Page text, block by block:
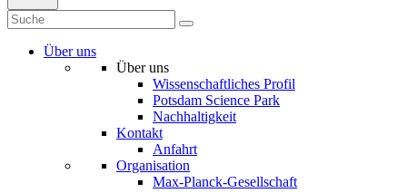
Über uns
Über uns
Wissenschaftliches Profil
Potsdam Science Park
Nachhaltigkeit
Kontakt
Anfahrt
Organisation
Max-Planck-Gesellschaft